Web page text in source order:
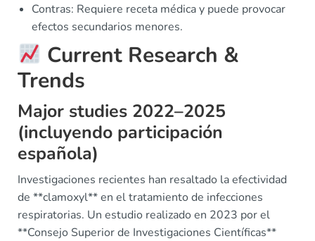
Contras: Requiere receta médica y puede provocar
efectos secundarios menores.
Current Research &
Trends
Major studies 2022–2025
(incluyendo participación
española)
Investigaciones recientes han resaltado la efectividad
de **clamoxyl** en el tratamiento de infecciones
respiratorias. Un estudio realizado en 2023 por el
**Consejo Superior de Investigaciones Científicas**